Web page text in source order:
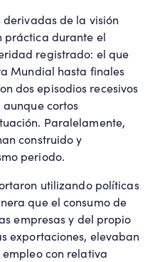
de la visión
práctica durante el
registrado: el que
Mundial hasta finales
dos episodios recesivos
aunque cortos
Paralelamente,
construido y
periodo.
utilizando políticas
que el consumo de
empresas y del propio
exportaciones, elevaban
con relativa